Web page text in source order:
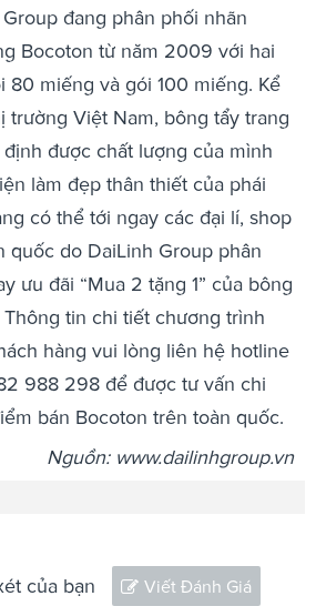
đang phân phối nhãn
Bocoton từ năm 2009 với hai
80 miếng và gói 100 miếng. Kể
trường Việt Nam, bông tẩy trang
được chất lượng của mình
làm đẹp thân thiết của phái
có thể tới ngay các đại lí, shop
quốc do DaiLinh Group phân
ưu đãi “Mua 2 tặng 1” của bông
tin chi tiết chương trình
hàng vui lòng liên hệ hotline
988 298 để được tư vấn chi
bán Bocoton trên toàn quốc.
Nguồn: www.dailinhgroup.vn
của bạn Viết Đánh Giá